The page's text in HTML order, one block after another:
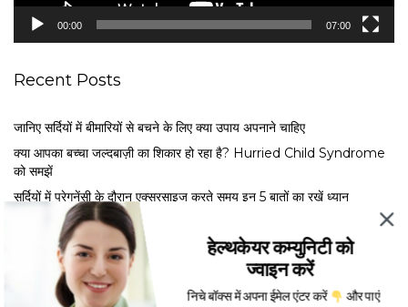
00:00 07:00
Recent Posts
जानिए सर्दियों में बीमारियों से बचने के लिए क्या उपाय अपनाने चाहिए
क्या आपका बच्चा जल्दबाज़ी का शिकार हो रहा है? Hurried Child Syndrome
को समझें
सर्द‍ियों में प्रेगनेंसी के दौरान एक्सरसाइज करते समय इन 5 बातों का रखें ध्यान
नए साल से काम और सेहत के बीच सही संतुलन बनाने के लिए जाने ये 5 अहम तरीके
मेंस्ट्रुअल फेज के अनुसार खाएं ये फूड्स, जानें एक्सपर्ट से कब क्या खाना है फायदेमंद
हेल्थकेयर कम्युनिटी को
ज्वाइन करें
निचे बॉक्स में अपना ईमेल एंटर करें और पाएं